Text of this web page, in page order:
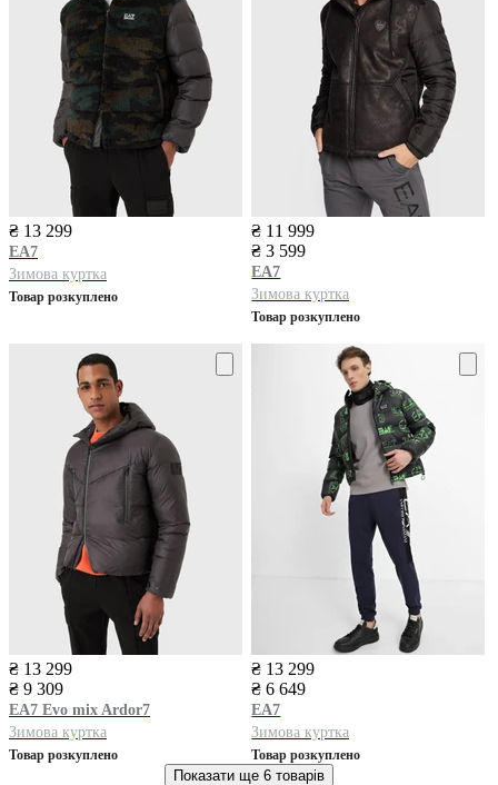
₴ 13 299
EA7
Зимова куртка
Товар розкуплено
₴ 11 999
₴ 3 599
EA7
Зимова куртка
Товар розкуплено
₴ 13 299
₴ 9 309
EA7 Evo mix Ardor7
Зимова куртка
Товар розкуплено
₴ 13 299
₴ 6 649
EA7
Зимова куртка
Товар розкуплено
Показати ще 6 товарів